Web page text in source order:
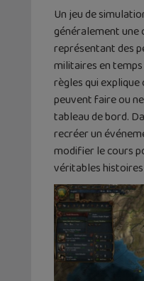
Un jeu de
généralement une
représentant des
militaires en
règles qui explique
peuvent faire ou
tableau de bord.
recréer un
modifier le cours
véritables